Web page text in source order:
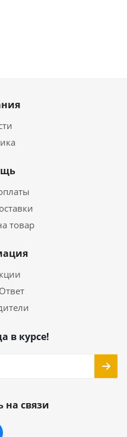
товар
в курсе!
на связи